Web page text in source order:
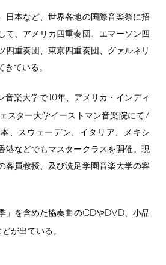
日本など、世界各地の国際音楽祭に招
て、アメリカ四重奏団、エマーソン四
四重奏団、東京四重奏団、グァルネリ
ている。
音楽大学で10年、アメリカ・インディ
スター大学イーストマン音楽院にて7
、スウェーデン、イタリア、メキシ
港などでもマスタークラスを開催。現
客員教授、及び洗足学園音楽大学の客
」を含めた協奏曲のCDやDVD、小品
どが出ている。